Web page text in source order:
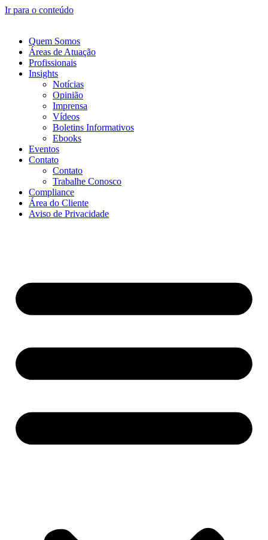
Ir para o conteúdo
Quem Somos
Áreas de Atuação
Profissionais
Insights
Notícias
Opinião
Imprensa
Vídeos
Boletins Informativos
Ebooks
Eventos
Contato
Contato
Trabalhe Conosco
Compliance
Área do Cliente
Aviso de Privacidade